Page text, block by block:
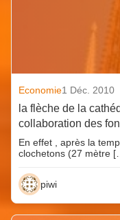
Economie1 Déc. 2010
la flèche de la
collaboration des
En effet , après la
clochetons (27 mètre
piwi